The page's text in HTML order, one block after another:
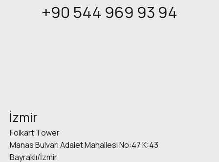
+90 544 969 93 94
İzmir
Folkart Tower
Manas Bulvarı Adalet Mahallesi No:47 K:43
Bayraklı/İzmir